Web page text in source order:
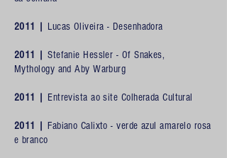
2011 | Lucas Oliveira - Desenhadora
2011 |Stefanie Hessler - Of Snakes,
Mythology and Aby Warburg
2011 | Entrevista ao site Colherada Cultural
2011 | Fabiano Calixto -verde azul amarelo rosa
e branco